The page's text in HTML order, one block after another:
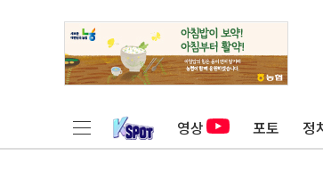
영상 포토 정